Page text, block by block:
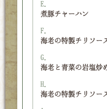
E.
煮豚チャーハン
F.
海老の特製チリソー
G.
海老と青菜の岩塩炒
H.
海老の特製チリソー